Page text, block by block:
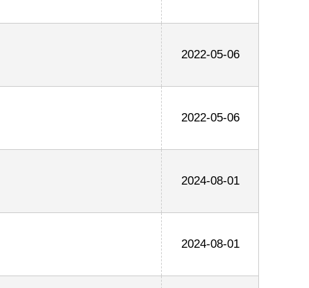
2022-05-06
2022-05-06
2024-08-01
2024-08-01